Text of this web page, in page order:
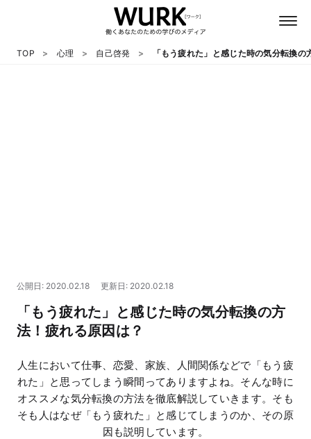
マネー
TOP 心理 自己啓発 「もう疲れた」と感じた時の気分転換
公開日: 2020.02.18 更新日: 2020.02.18
「もう疲れた」と感じた時の気分転換の方
法！疲れる原因は？
人生において仕事、恋愛、家族、人間関係などで「もう疲
れた」と思ってしまう瞬間ってありますよね。そんな時に
オススメな気分転換の方法を徹底解説していきます。そも
そも人はなぜ「もう疲れた」と感じてしまうのか、その原
因も説明しています。